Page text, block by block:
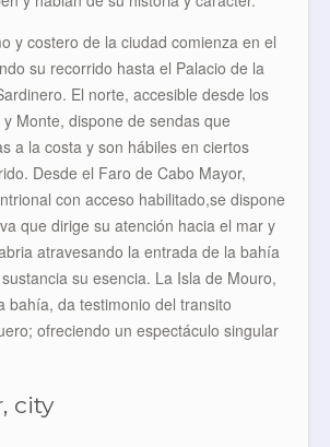
y costero de la ciudad comienza en el
su recorrido hasta el Palacio de la
El norte, accesible desde los
Monte, dispone de sendas que
a la costa y son hábiles en ciertos
Desde el Faro de Cabo Mayor,
con acceso habilitado,se dispone
que dirige su atención hacia el mar y
atravesando la entrada de la bahía
su esencia. La Isla de Mouro,
bahía, da testimonio del transito
ofreciendo un espectáculo singular
city